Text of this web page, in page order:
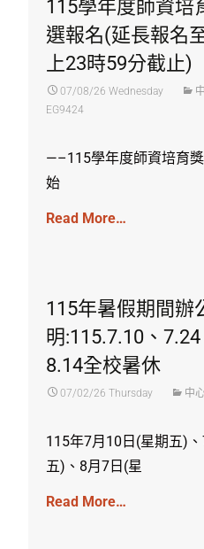
115學年度師資培
選報名(延長報名
上23時59分截止)
07/08/26 Wednesday
EG9424
—–115學年度師資培育
始
Read More…
115年暑假期間辦
明:115.7.10、7.24
8.14全校暑休
07/02/26 Thursday 中
115年7月10日(星期五)
五)、8月7日(星
Read More…